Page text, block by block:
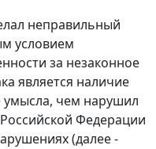
неправильный
условием
за незаконное
является наличие
чем нарушил
Федерации
(далее -